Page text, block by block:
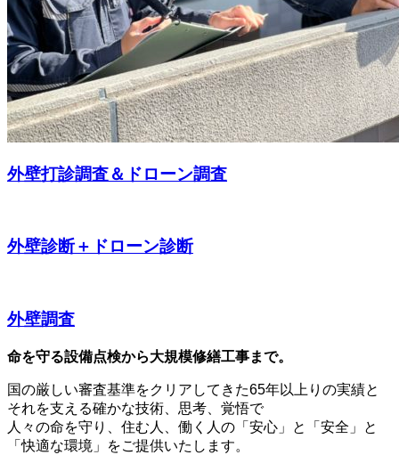
外壁打診調査＆ドローン調査
外壁診断＋ドローン診断
外壁調査
命を守る設備点検から大規模修繕工事まで。
国の厳しい審査基準をクリアしてきた65年以上りの実績と
それを支える確かな技術、思考、覚悟で
人々の命を守り、住む人、働く人の「安心」と「安全」と
「快適な環境」をご提供いたします。